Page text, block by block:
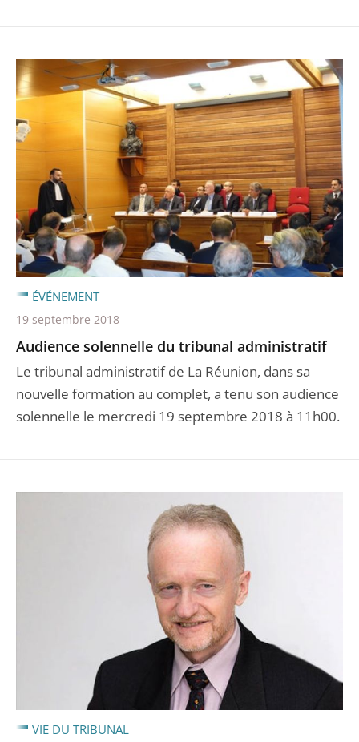
Audience solennelle du tribunal administratif
Le tribunal administratif de La Réunion, dans sa
nouvelle formation au complet, a tenu son audience
solennelle le mercredi 19 septembre 2018 à 11h00.
ÉVÉNEMENT
19 septembre 2018
VIE DU TRIBUNAL